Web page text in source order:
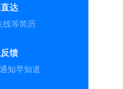
达
线等简历
馈
知早知道